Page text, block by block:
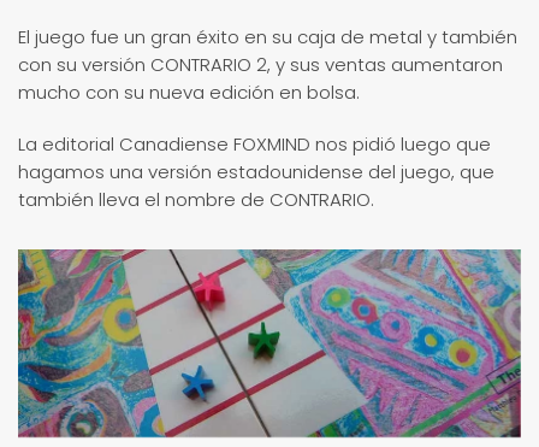
El juego fue un gran éxito en su caja de metal y también
con su versión CONTRARIO 2, y sus ventas aumentaron
mucho con su nueva edición en bolsa.
La editorial Canadiense FOXMIND nos pidió luego que
hagamos una versión estadounidense del juego, que
también lleva el nombre de CONTRARIO.